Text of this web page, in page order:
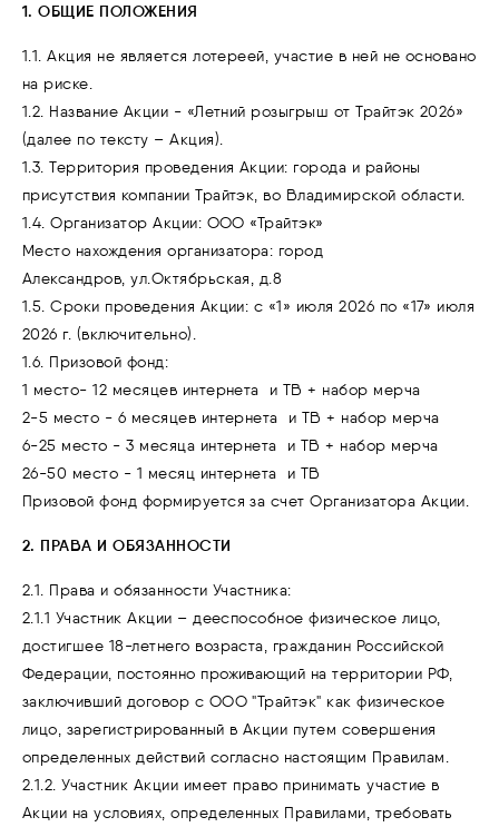
1. ОБЩИЕ ПОЛОЖЕНИЯ
1.1. Акция не является лотереей, участие в ней не основано
на риске.
1.2. Название Акции - «Летний розыгрыш от Трайтэк 2026»
(далее по тексту – Акция).
1.3. Территория проведения Акции: города и районы
присутствия компании Трайтэк, во Владимирской области.
1.4. Организатор Акции: ООО «Трайтэк»
Место нахождения организатора: город
Александров, ул.Октябрьская, д.8
1.5. Сроки проведения Акции: с «1» июля 2026 по «17» июля
2026 г. (включительно).
1.6. Призовой фонд:
1 место- 12 месяцев интернета и ТВ + набор мерча
2-5 место - 6 месяцев интернета и ТВ + набор мерча
6-25 место - 3 месяца интернета и ТВ + набор мерча
26-50 место - 1 месяц интернета и ТВ
Призовой фонд формируется за счет Организатора Акции.
2. ПРАВА И ОБЯЗАННОСТИ
2.1. Права и обязанности Участника:
2.1.1 Участник Акции – дееспособное физическое лицо,
достигшее 18-летнего возраста, гражданин Российской
Федерации, постоянно проживающий на территории РФ,
заключивший договор с ООО "Трайтэк" как физическое
лицо, зарегистрированный в Акции путем совершения
определенных действий согласно настоящим Правилам.
2.1.2. Участник Акции имеет право принимать участие в
Акции на условиях, определенных Правилами, требовать